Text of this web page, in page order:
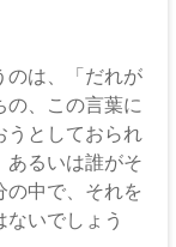
のは、「だれが
、この言葉に
うとしておられ
あるいは誰がそ
の中で、それを
いでしょう